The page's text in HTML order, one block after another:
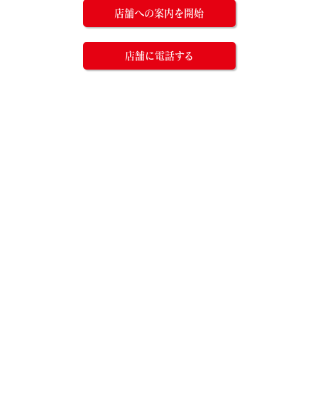
店舗への案内を開始
店舗に電話する